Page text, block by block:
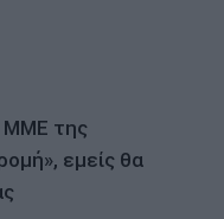
ΜΜΕ της
εμείς θα